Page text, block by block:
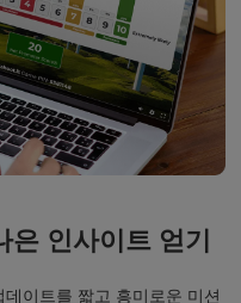
은 인사이트 얻기
이트를 짧고 흥미로운 미션